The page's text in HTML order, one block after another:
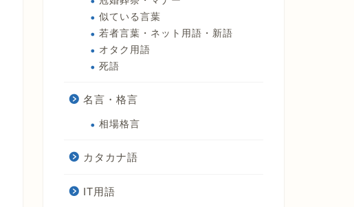
似ている言葉
若者言葉・ネット用語・新語
オタク用語
死語
名言・格言
相場格言
カタカナ語
IT用語